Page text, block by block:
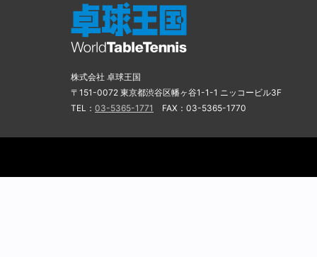
株式会社 卓球王国
〒151-0072 東京都渋谷区幡ヶ谷1-1-1 ニッコービル3F
TEL： 03-5365-1771 FAX：03-5365-1770